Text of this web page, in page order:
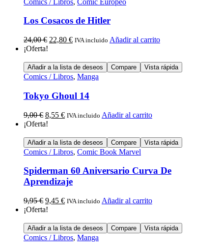
Los Cosacos de Hitler
24,00€ 22,80 € IVA incluido Añadir al carrito
¡Oferta!
Añadir a la lista de deseos Compare Vista rápida
Comics / Libros, Manga
Tokyo Ghoul 14
9,00€ 8,55 € IVA incluido Añadir al carrito
¡Oferta!
Añadir a la lista de deseos Compare Vista rápida
Comics / Libros, Comic Book Marvel
Spiderman 60 Aniversario Curva De
Aprendizaje
9,95€ 9,45 € IVA incluido Añadir al carrito
¡Oferta!
Añadir a la lista de deseos Compare Vista rápida
Comics / Libros, Manga